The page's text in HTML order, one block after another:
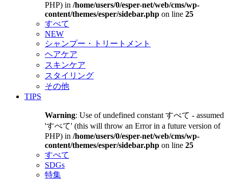
PHP) in /home/users/0/esper-net/web/cms/wp-
content/themes/esper/sidebar.php on line 25
すべて
NEW
シャンプー・トリートメント
ヘアケア
スキンケア
スタイリング
その他
TIPS
Warning: Use of undefined constant すべて - assumed
'すべて' (this will throw an Error in a future version of
PHP) in /home/users/0/esper-net/web/cms/wp-
content/themes/esper/sidebar.php on line 25
すべて
SDGs
特集